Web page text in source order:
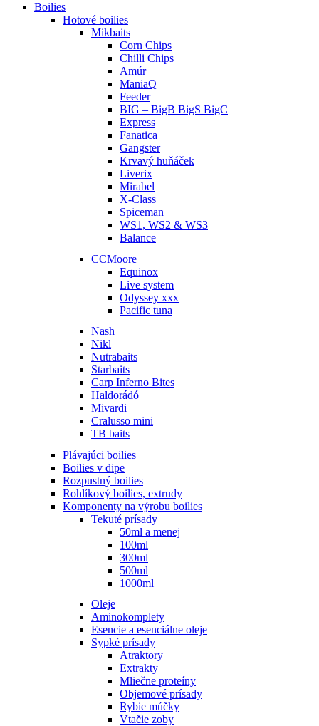
Boilies
Hotové boilies
Mikbaits
Corn Chips
Chilli Chips
Amúr
ManiaQ
Feeder
BIG – BigB BigS BigC
Express
Fanatica
Gangster
Krvavý huňáček
Liverix
Mirabel
X-Class
Spiceman
WS1, WS2 & WS3
Balance
CCMoore
Equinox
Live system
Odyssey xxx
Pacific tuna
Nash
Nikl
Nutrabaits
Starbaits
Carp Inferno Bites
Haldorádó
Mivardi
Cralusso mini
TB baits
Plávajúci boilies
Boilies v dipe
Rozpustný boilies
Rohlíkový boilies, extrudy
Komponenty na výrobu boilies
Tekuté prísady
50ml a menej
100ml
300ml
500ml
1000ml
Oleje
Aminokomplety
Esencie a esenciálne oleje
Sypké prísady
Atraktory
Extrakty
Mliečne proteíny
Objemové prísady
Rybie múčky
Vtačie zoby